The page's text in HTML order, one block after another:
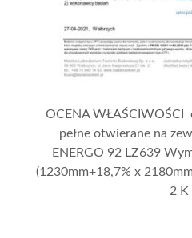
OCENA WŁAŚCIWOŚCI
pełne otwierane na
ENERGO 92 LZ639
(1230mm+18,7% x
2 K